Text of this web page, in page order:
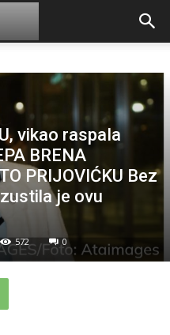
vikao raspaIa
BRENA
PRIJOVIĆKU Bez
je ovu
572 0